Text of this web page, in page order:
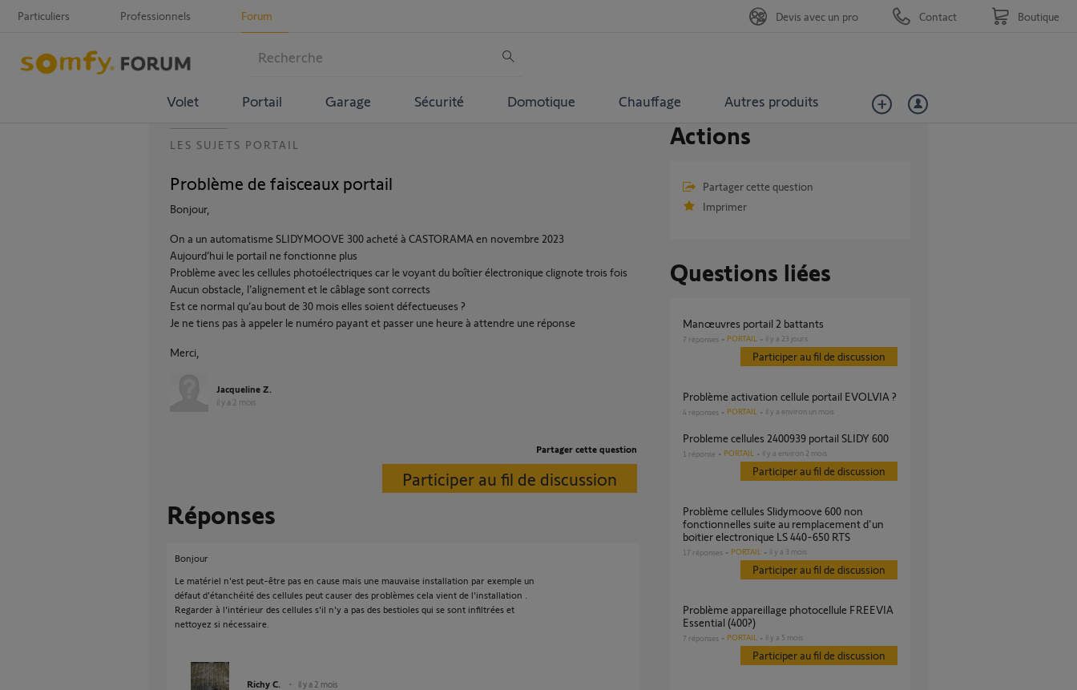
Particuliers Professionnels Forum
Volet Portail Garage Sécurité Domotique Chauffage Autres produits
Devis avec un pro Contact Boutique
LES SUJETS PORTAIL
Problème de faisceaux portail
Bonjour,
On a un automatisme SLIDYMOOVE 300 acheté à CASTORAMA en novembre 2023
Aujourd’hui le portail ne fonctionne plus
Problème avec les cellules photoélectriques car le voyant du boîtier électronique clignote trois fois
Aucun obstacle, l’alignement et le câblage sont corrects
Est ce normal qu’au bout de 30 mois elles soient défectueuses ?
Je ne tiens pas à appeler le numéro payant et passer une heure à attendre une réponse
Merci,
Jacqueline Z.
il y a 2 mois
Partager cette question
Participer au fil de discussion
Réponses
Bonjour
Le matériel n'est peut-être pas en cause mais une mauvaise installation par exemple un
défaut d'étanchéité des cellules peut causer des problèmes cela vient de l'installation .
Regarder à l'intérieur des cellules s'il n'y a pas des bestioles qui se sont infiltrées et
nettoyez si nécessaire.
Richy C. il y a 2 mois
Actions
Partager cette question
Imprimer
Questions liées
Manœuvres portail 2 battants
7 réponses PORTAIL il y a 23 jours
Participer au fil de discussion
Problème activation cellule portail EVOLVIA ?
4 réponses PORTAIL il y a environ un mois
Probleme cellules 2400939 portail SLIDY 600
1 réponse PORTAIL il y a environ 2 mois
Participer au fil de discussion
Problème cellules Slidymoove 600 non
fonctionnelles suite au remplacement d'un
boitier electronique LS 440-650 RTS
17 réponses PORTAIL il y a 3 mois
Participer au fil de discussion
Problème appareillage photocellule FREEVIA
Essential (400?)
7 réponses PORTAIL il y a 5 mois
Participer au fil de discussion